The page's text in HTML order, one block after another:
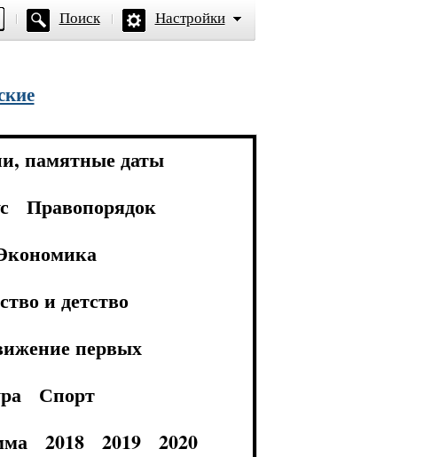
Поиск Настройки
памятные даты
Правопорядок
и детство
первых
Спорт
2018 2019
2020